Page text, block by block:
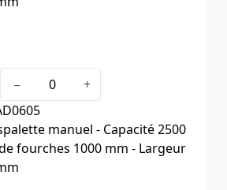
(mm)
(mm)685
−
+
manuel - Capacité 2500
fourches 1000 mm - Largeur